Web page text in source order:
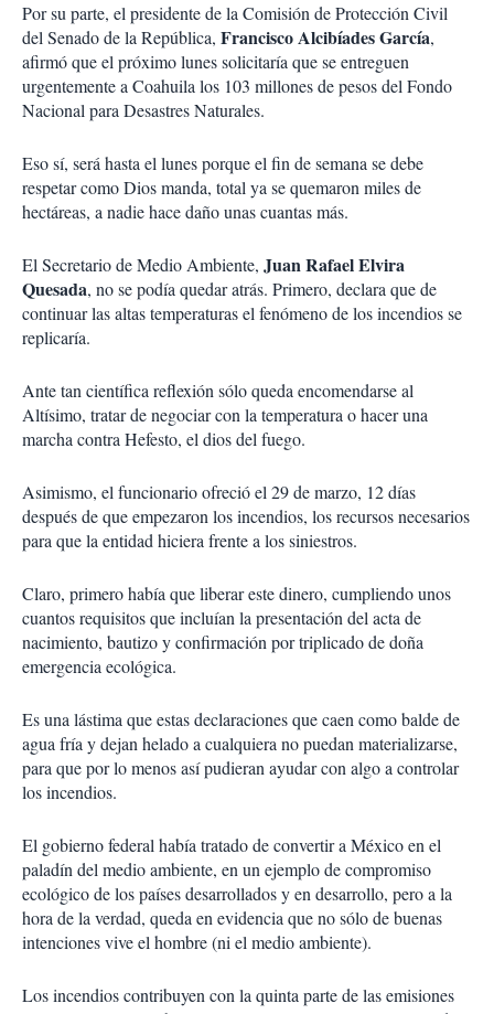
Por su parte, el presidente de la Comisión de Protección Civil
del Senado de la República, Francisco Alcibíades García,
afirmó que el próximo lunes solicitaría que se entreguen
urgentemente a Coahuila los 103 millones de pesos del Fondo
Nacional para Desastres Naturales.
Eso sí, será hasta el lunes porque el fin de semana se debe
respetar como Dios manda, total ya se quemaron miles de
hectáreas, a nadie hace daño unas cuantas más.
El Secretario de Medio Ambiente, Juan Rafael Elvira
Quesada, no se podía quedar atrás. Primero, declara que de
continuar las altas temperaturas el fenómeno de los incendios se
replicaría.
Ante tan científica reflexión sólo queda encomendarse al
Altísimo, tratar de negociar con la temperatura o hacer una
marcha contra Hefesto, el dios del fuego.
Asimismo, el funcionario ofreció el 29 de marzo, 12 días
después de que empezaron los incendios, los recursos necesarios
para que la entidad hiciera frente a los siniestros.
Claro, primero había que liberar este dinero, cumpliendo unos
cuantos requisitos que incluían la presentación del acta de
nacimiento, bautizo y confirmación por triplicado de doña
emergencia ecológica.
Es una lástima que estas declaraciones que caen como balde de
agua fría y dejan helado a cualquiera no puedan materializarse,
para que por lo menos así pudieran ayudar con algo a controlar
los incendios.
El gobierno federal había tratado de convertir a México en el
paladín del medio ambiente, en un ejemplo de compromiso
ecológico de los países desarrollados y en desarrollo, pero a la
hora de la verdad, queda en evidencia que no sólo de buenas
intenciones vive el hombre (ni el medio ambiente).
Los incendios contribuyen con la quinta parte de las emisiones